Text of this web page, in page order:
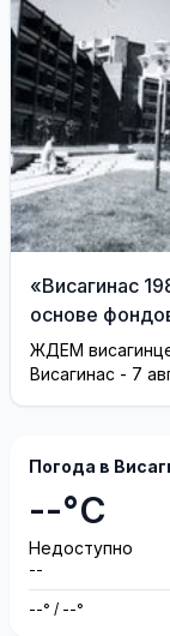
«Висагинас
основе
на 40 лет
ЖДЕМ
Висагинас - 7
Погода в
--°C
Недоступно
--
--° / --°